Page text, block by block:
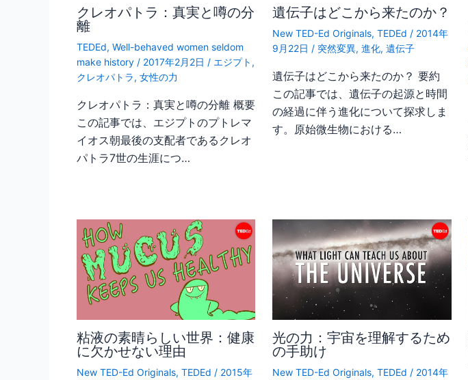
クレオパトラ：真実と噂の分
離
TEDEd, Well-behaved women seldom
make history / 2017年2月2日 / エジプト ,
クレオパトラ, 女性の力
クレオパトラ：真実と噂の分離 概要
この記事では、エジプトのプトレマ
イオス朝最後の支配者であるクレオ
パトラ7世の生涯につ…
遺伝子はどこから来たのか？
New TED-Ed Originals,TEDEd / 2014年
9月22日/ 突然変異,進化,遺伝子
遺伝子はどこから来たのか？ 要約
この記事では、遺伝子の起源と時間
の経過に伴う進化について探求しま
す。原始微生物における…
粘液の素晴らしい世界：健康
に欠かせない理由
New TED-Ed Originals, TEDEd / 2015年
光の力：宇宙を理解するため
の手助け
New TED-Ed Originals,TEDEd / 2014年